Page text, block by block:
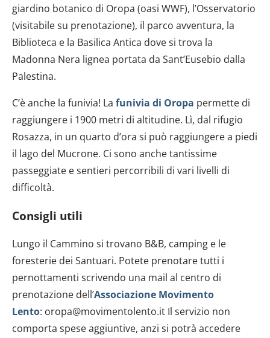
giardino botanico di Oropa (oasi WWF), l’Osservatorio
(visitabile su prenotazione), il parco avventura, la
Biblioteca e la Basilica Antica dove si trova la
Madonna Nera lignea portata da Sant’Eusebio dalla
Palestina.
C’è anche la funivia! La funivia di Oropa permette di
raggiungere i 1900 metri di altitudine. Lì, dal rifugio
Rosazza, in un quarto d’ora si può raggiungere a piedi
il lago del Mucrone. Ci sono anche tantissime
passeggiate e sentieri percorribili di vari livelli di
difficoltà.
Consigli utili
Lungo il Cammino si trovano B&B, camping e le
foresterie dei Santuari. Potete prenotare tutti i
pernottamenti scrivendo una mail al centro di
prenotazione dell’Associazione Movimento
Lento: oropa@movimentolento.it Il servizio non
comporta spese aggiuntive, anzi si potrà accedere